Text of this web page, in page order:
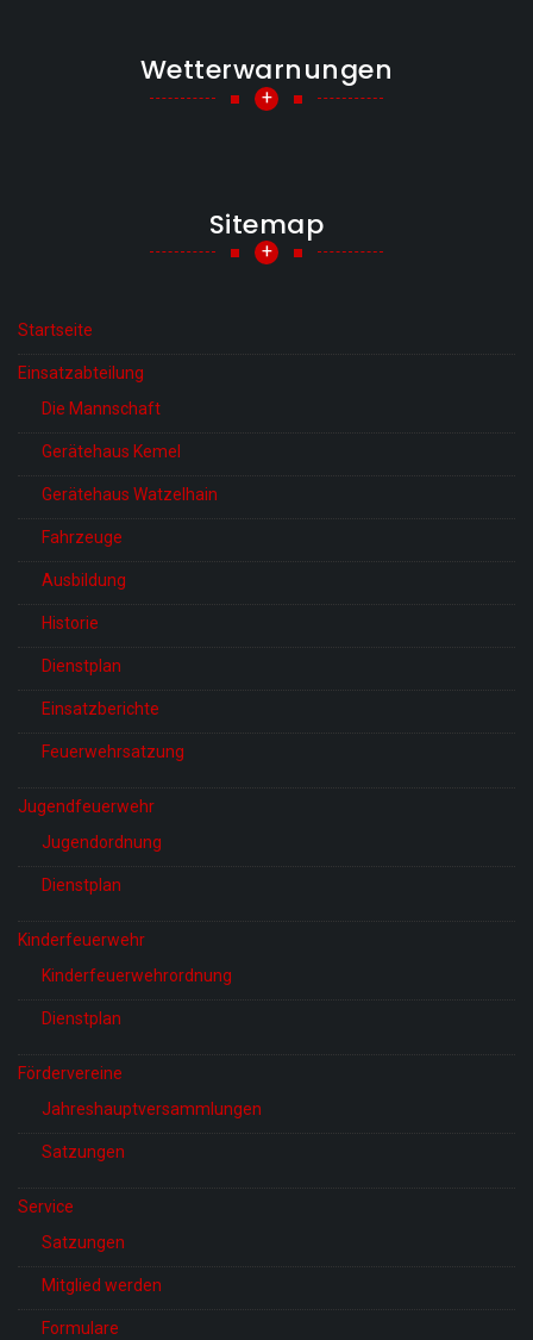
Wetterwarnungen
+
Sitemap
+
Startseite
Einsatzabteilung
Die Mannschaft
Gerätehaus Kemel
Gerätehaus Watzelhain
Fahrzeuge
Ausbildung
Historie
Dienstplan
Einsatzberichte
Feuerwehrsatzung
Jugendfeuerwehr
Jugendordnung
Dienstplan
Kinderfeuerwehr
Kinderfeuerwehrordnung
Dienstplan
Fördervereine
Jahreshauptversammlungen
Satzungen
Service
Satzungen
Mitglied werden
Formulare